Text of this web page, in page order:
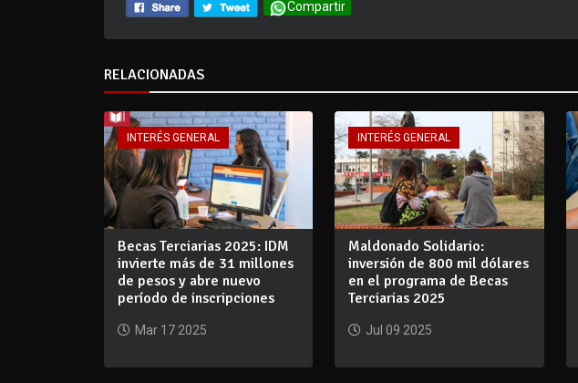
Compartir
RELACIONADAS
INTERÉS GENERAL
Becas Terciarias 2025: IDM
invierte más de 31 millones
de pesos y abre nuevo
período de inscripciones
Mar 17 2025
INTERÉS GENERAL
Maldonado Solidario:
inversión de 800 mil dólares
en el programa de Becas
Terciarias 2025
Jul 09 2025